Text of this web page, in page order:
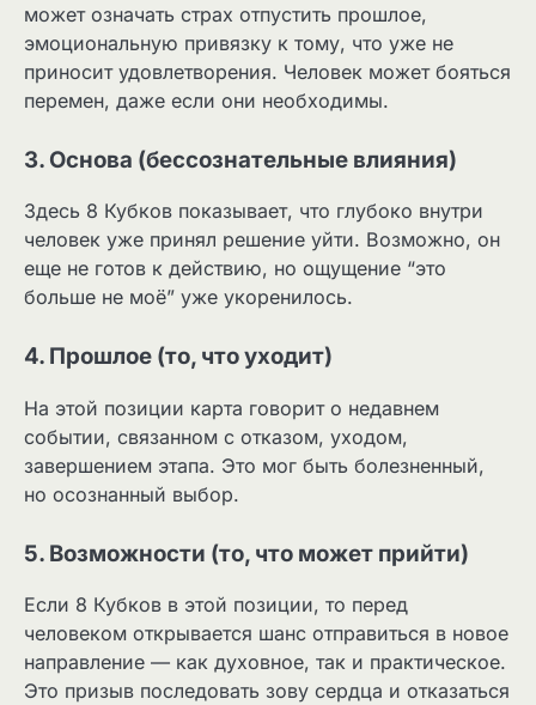
может означать страх отпустить прошлое,
эмоциональную привязку к тому, что уже не
приносит удовлетворения. Человек может бояться
перемен, даже если они необходимы.
3. Основа (бессознательные влияния)
Здесь 8 Кубков показывает, что глубоко внутри
человек уже принял решение уйти. Возможно, он
еще не готов к действию, но ощущение “это
больше не моё” уже укоренилось.
4. Прошлое (то, что уходит)
На этой позиции карта говорит о недавнем
событии, связанном с отказом, уходом,
завершением этапа. Это мог быть болезненный,
но осознанный выбор.
5. Возможности (то, что может прийти)
Если 8 Кубков в этой позиции, то перед
человеком открывается шанс отправиться в новое
направление — как духовное, так и практическое.
Это призыв последовать зову сердца и отказаться